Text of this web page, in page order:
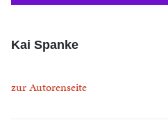
Kai Spanke
zur Autorenseite